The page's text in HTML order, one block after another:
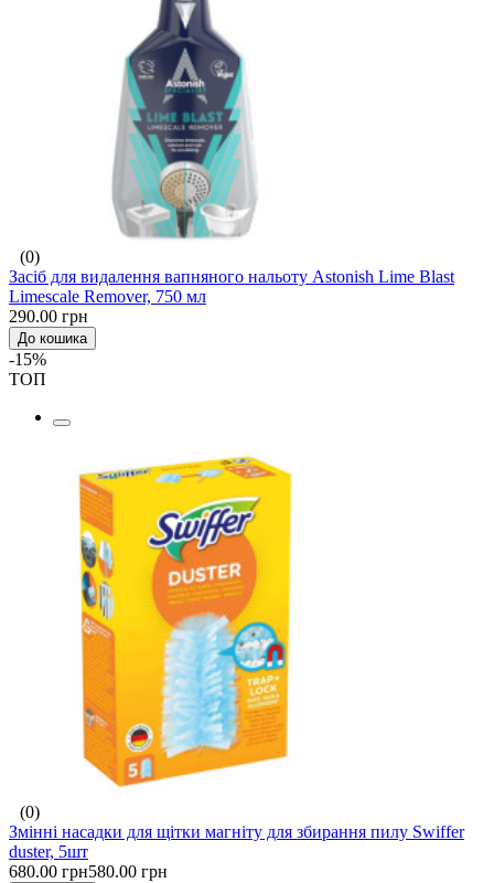
(0)
Засіб для видалення вапняного нальоту Astonish Lime Blast
Limescale Remover, 750 мл
290.00 грн
До кошика
-15%
ТОП
(0)
Змінні насадки для щітки магніту для збирання пилу Swiffer
duster, 5шт
680.00 грн580.00 грн